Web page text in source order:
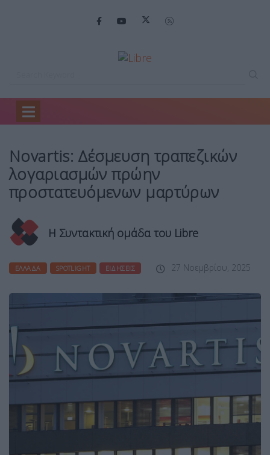
Home
Novartis: Δέσμευση τραπεζικών
λογαριασμών πρώην
προστατευόμενων μαρτύρων
Η Συντακτική ομάδα του Libre
ΕΛΛΆΔΑ SPOTLIGHT ΕΙΔΉΣΕΙΣ 27 Νοεμβρίου, 2025